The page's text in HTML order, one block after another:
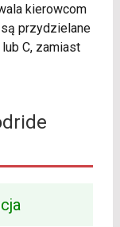
kierowcom
przydzielane
C, zamiast